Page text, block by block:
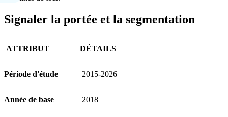
Signaler la portée et la segmentation
ATTRIBUT DÉTAILS
Période d'étude 2015-2026
Année de base 2018